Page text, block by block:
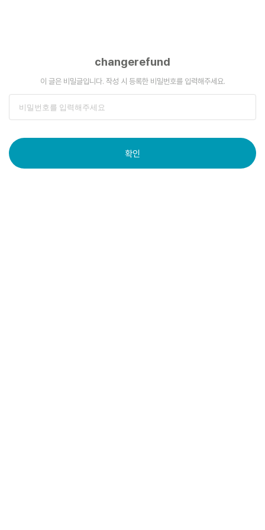
changerefund
이 글은 비밀글입니다. 작성 시 등록한 비밀번호를 입력해주세요.
확인